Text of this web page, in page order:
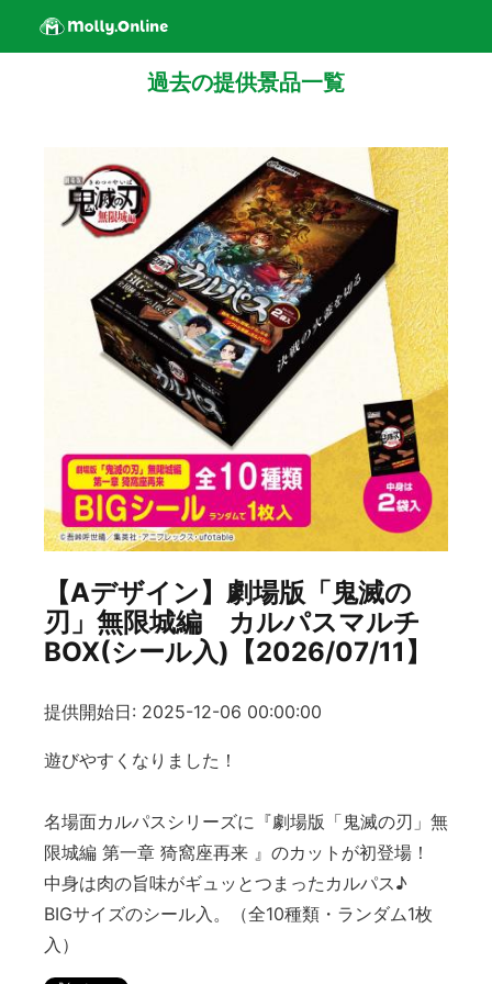
過去の提供景品一覧
【Aデザイン】劇場版「鬼滅の
刃」無限城編 カルパスマルチ
BOX(シール入)【2026/07/11】
提供開始日: 2025-12-06 00:00:00
遊びやすくなりました！
名場面カルパスシリーズに『劇場版「鬼滅の刃」無
限城編 第一章 猗窩座再来 』のカットが初登場！
中身は肉の旨味がギュッとつまったカルパス♪
BIGサイズのシール入。（全10種類・ランダム1枚
入）